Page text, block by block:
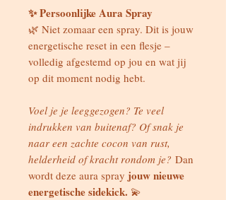
✨ Persoonlijke Aura Spray
🌿 Niet zomaar een spray. Dit is jouw
energetische reset in een flesje –
volledig afgestemd op jou en wat jij
op dit moment nodig hebt.
Voel je je leeggezogen? Te veel
indrukken van buitenaf? Of snak je
naar een zachte cocon van rust,
helderheid of kracht rondom je? Dan
wordt deze aura spray jouw nieuwe
energetische sidekick. 💫